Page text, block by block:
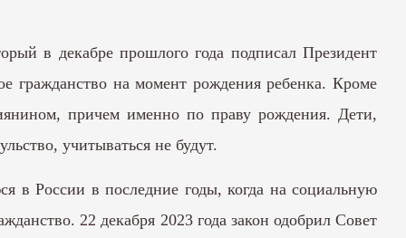
в декабре прошлого года подписал Президент
гражданство на момент рождения ребенка. Кроме
причем именно по праву рождения. Дети,
учитываться не будут.
в России в последние годы, когда на социальную
22 декабря 2023 года закон одобрил Совет